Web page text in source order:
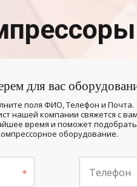
для вас
поля ФИО, Телефон и Почта.
нашей компании свяжется с
время и поможет подобрать
оборудование.
Телефон